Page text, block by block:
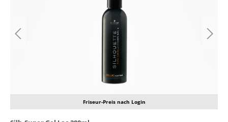
Friseur-Preis nach Login